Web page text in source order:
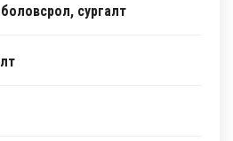
сургалт